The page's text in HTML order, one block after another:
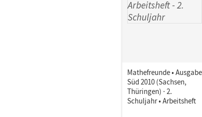
Mathefreunde • Ausgabe
Süd 2010 (Sachsen,
Thüringen) · 2.
Schuljahr • Arbeitsheft